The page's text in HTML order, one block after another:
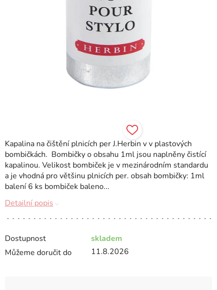
Dostupnost
skladem
Můžeme doručit do
11.8.2026
Kapalina na čištění plnicích per J.Herbin v v plastových
bombičkách. Bombičky o obsahu 1ml jsou naplněny čistící
kapalinou. Velikost bombiček je v mezinárodním standardu
a je vhodná pro většinu plnicích per. obsah bombičky: 1ml
balení 6 ks bombiček baleno...
Detailní popis